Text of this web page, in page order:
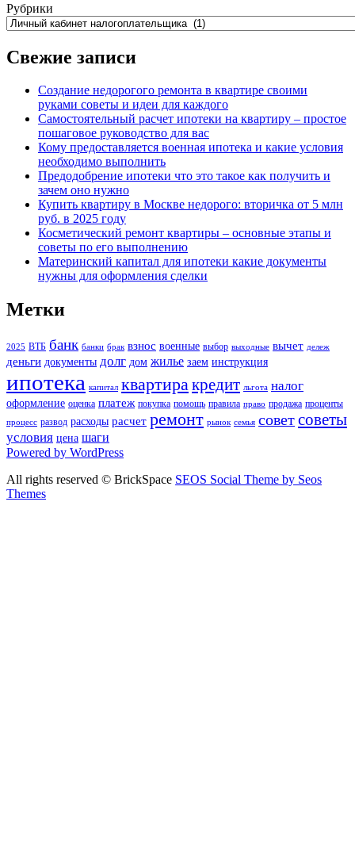
Рубрики
Свежие записи
Создание недорогого ремонта в квартире своими
руками советы и идеи для каждого
Самостоятельный расчет ипотеки на квартиру – простое
пошаговое руководство для вас
Кому предоставляется военная ипотека и какие условия
необходимо выполнить
Предодобрение ипотеки что это такое как получить и
зачем оно нужно
Купить квартиру в Москве недорого: вторичка от 5 млн
руб. в 2025 году
Косметический ремонт квартиры – основные этапы и
советы по его выполнению
Материнский капитал для ипотеки какие документы
нужны для оформления сделки
Метки
2025 ВТБ банк банки брак взнос военные выбор выходные вычет дележ
деньги документы долг дом жилье заем инструкция
ипотека капитал квартиракредит льгота налог
оформление оценка платеж покупка помощь правила право продажа проценты
процесс развод расходы расчет ремонт рынок семья советсоветы
условия цена шаги
Powered by WordPress
All rights reserved © BrickSpace SEOS Social Theme by Seos
Themes